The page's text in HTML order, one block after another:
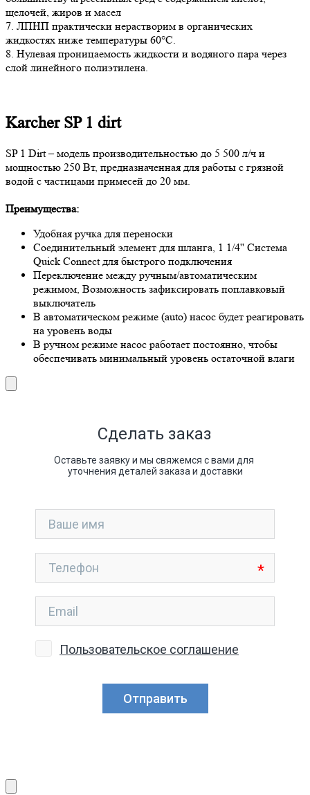
щелочей, жиров и масел
7. ЛПНП практически нерастворим в органических
жидкостях ниже температуры 60°С.
8. Нулевая проницаемость жидкости и водяного пара через
слой линейного полиэтилена.
Karcher SP 1 dirt
SP 1 Dirt – модель производительностью до 5 500 л/ч и
мощностью 250 Вт, предназначенная для работы с грязной
водой с частицами примесей до 20 мм.
Преимущества:
Удобная ручка для переноски
Соединительный элемент для шланга, 1 1/4'' Система
Quick Connect для быстрого подключения
Переключение между ручным/автоматическим
режимом, Возможность зафиксировать поплавковый
выключатель
В автоматическом режиме (auto) насос будет реагировать
на уровень воды
В ручном режиме насос работает постоянно, чтобы
обеспечивать минимальный уровень остаточной влаги